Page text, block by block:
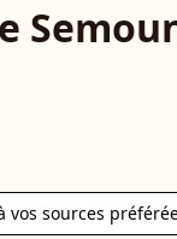
vos sources